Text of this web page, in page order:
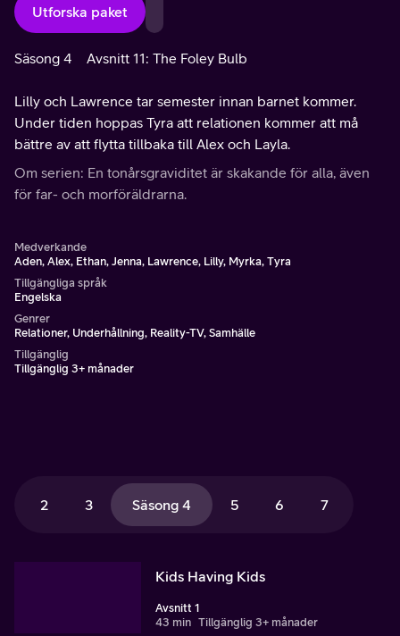
Utforska paket
Säsong 4 Avsnitt 11: The Foley Bulb
Lilly och Lawrence tar semester innan barnet kommer.
Under tiden hoppas Tyra att relationen kommer att må
bättre av att flytta tillbaka till Alex och Layla.
Om serien: En tonårsgraviditet är skakande för alla, även
för far- och morföräldrarna.
Medverkande
Aden, Alex, Ethan, Jenna, Lawrence, Lilly, Myrka, Tyra
Tillgängliga språk
Engelska
Genrer
Relationer, Underhållning, Reality-TV, Samhälle
Tillgänglig
Tillgänglig 3+ månader
2 3 Säsong 4 5 6 7
Kids Having Kids
Avsnitt 1
43 min Tillgänglig 3+ månader